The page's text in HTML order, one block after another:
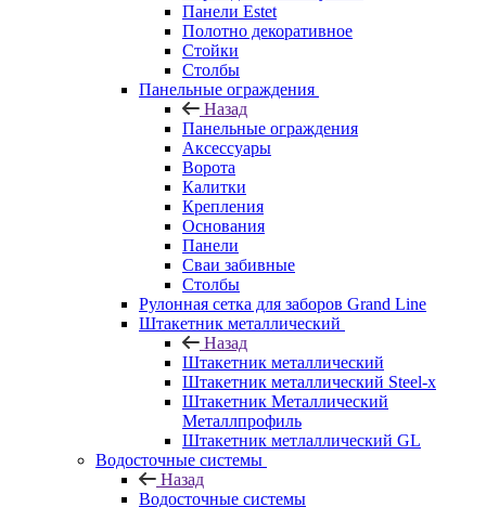
Панели Estet
Полотно декоративное
Стойки
Столбы
Панельные ограждения
Назад
Панельные ограждения
Аксессуары
Ворота
Калитки
Крепления
Основания
Панели
Сваи забивные
Столбы
Рулонная сетка для заборов Grand Line
Штакетник металлический
Назад
Штакетник металлический
Штакетник металлический Steel-x
Штакетник Металлический
Металлпрофиль
Штакетник метлаллический GL
Водосточные системы
Назад
Водосточные системы